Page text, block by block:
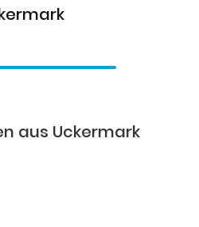
aus Uckermark